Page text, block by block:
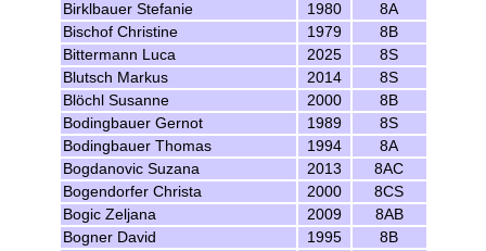
Birklbauer Stefanie
1980
8A
Bischof Christine
1979
8B
Bittermann Luca
2025
8S
Blutsch Markus
2014
8S
Blöchl Susanne
2000
8B
Bodingbauer Gernot
1989
8S
Bodingbauer Thomas
1994
8A
Bogdanovic Suzana
2013
8AC
Bogendorfer Christa
2000
8CS
Bogic Zeljana
2009
8AB
Bogner David
1995
8B